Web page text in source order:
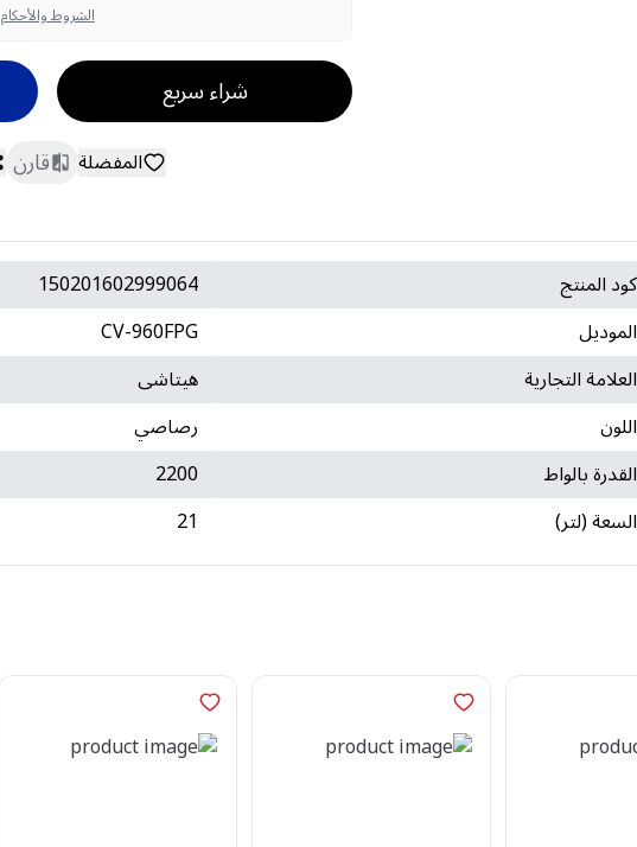
الشروط والأحكام
شراء سريع
المفضلة قارن
كود المنتج
150201602999064
الموديل
CV-960FPG
العلامة التجارية
هيتاشى
اللون
رصاصي
القدرة بالواط
2200
السعة (لتر)
21